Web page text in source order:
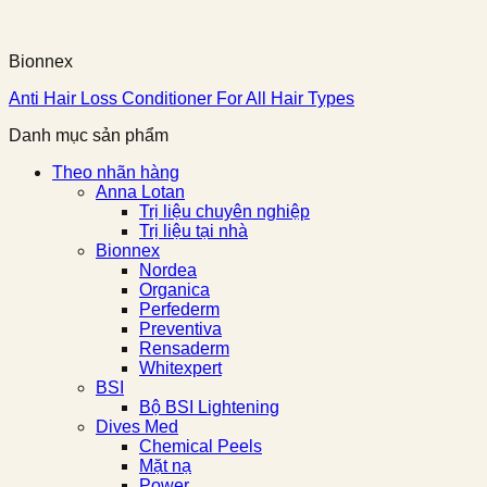
Bionnex
Anti Hair Loss Conditioner For All Hair Types
Danh mục sản phẩm
Theo nhãn hàng
Anna Lotan
Trị liệu chuyên nghiệp
Trị liệu tại nhà
Bionnex
Nordea
Organica
Perfederm
Preventiva
Rensaderm
Whitexpert
BSI
Bộ BSI Lightening
Dives Med
Chemical Peels
Mặt nạ